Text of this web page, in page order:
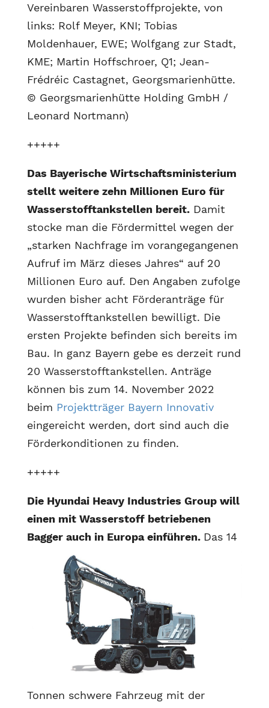
Vereinbaren Wasserstoffprojekte, von
links: Rolf Meyer, KNI; Tobias
Moldenhauer, EWE; Wolfgang zur Stadt,
KME; Martin Hoffschroer, Q1; Jean-
Frédréic Castagnet, Georgsmarienhütte.
© Georgsmarienhütte Holding GmbH /
Leonard Nortmann)
+++++
Das Bayerische Wirtschaftsministerium
stellt weitere zehn Millionen Euro für
Wasserstofftankstellen bereit.Damit
stocke man die Fördermittel wegen der
„starken Nachfrage im vorangegangenen
Aufruf im März dieses Jahres“ auf 20
Millionen Euro auf. Den Angaben zufolge
wurden bisher acht Förderanträge für
Wasserstofftankstellen bewilligt. Die
ersten Projekte befinden sich bereits im
Bau. In ganz Bayern gebe es derzeit rund
20 Wasserstofftankstellen. Anträge
können bis zum 14. November 2022
beim Projektträger Bayern Innovativ
eingereicht werden, dort sind auch die
Förderkonditionen zu finden.
+++++
Die Hyundai Heavy Industries Group will
einen mit Wasserstoff betriebenen
Bagger auch in Europa einführen. Das 14
Tonnen schwere Fahrzeug mit der